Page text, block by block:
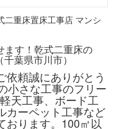
ます！乾式二重床の
葉県市川市）
依頼誠にありがとう
小さな工事のフリー
天工事、ボード工
カーペット工事など
おります。100㎡以